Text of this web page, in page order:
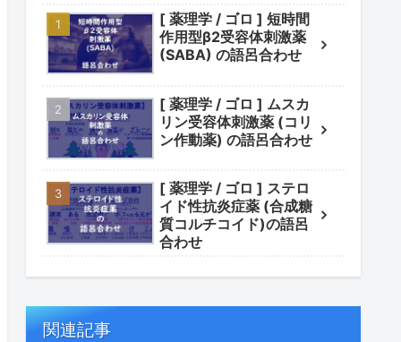
[ 薬理学 / ゴロ ] 短時間
作用型β2受容体刺激薬
(SABA) の語呂合わせ
[ 薬理学 / ゴロ ] ムスカ
リン受容体刺激薬 (コリ
ン作動薬) の語呂合わせ
[ 薬理学 / ゴロ ] ステロ
イド性抗炎症薬 (合成糖
質コルチコイド)の語呂
合わせ
関連記事